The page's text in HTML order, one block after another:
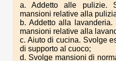
a. Addetto alle pulizie.
mansioni relative alla
b. Addetto alla
mansioni relative alla
c. Aiuto di cucina. Svolge
di supporto al cuoco;
d. Svolge mansioni di